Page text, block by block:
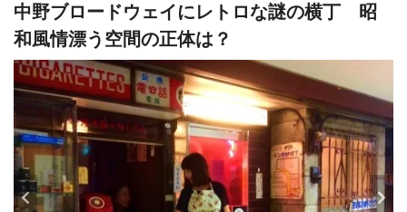
中野ブロードウェイにレトロな謎の横丁 昭
和風情漂う空間の正体は？